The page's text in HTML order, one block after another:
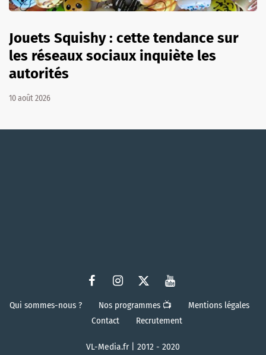
Jouets Squishy : cette tendance sur
les réseaux sociaux inquiète les
autorités
10 août 2026
Qui sommes-nous ? Nos programmes 📺
Mentions légales
Contact
Recrutement
VL-Media.fr | 2012 - 2020